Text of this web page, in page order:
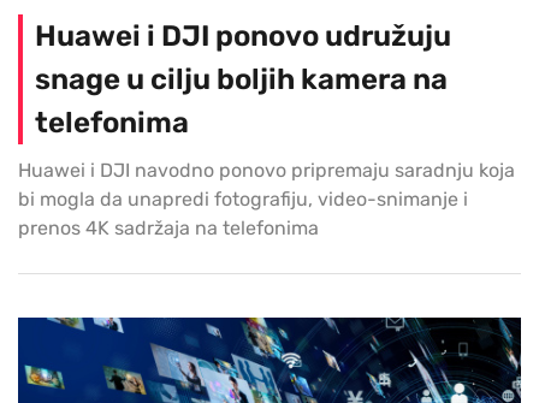
Huawei i DJI ponovo udružuju
snage u cilju boljih kamera na
telefonima
Huawei i DJI navodno ponovo pripremaju saradnju koja
bi mogla da unapredi fotografiju, video-snimanje i
prenos 4K sadržaja na telefonima